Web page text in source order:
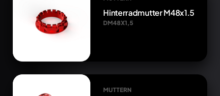
Hinterradmutter M48x1.5
DM48X1,5
MUTTERN